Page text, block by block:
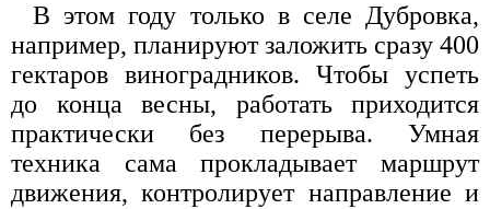
В этом году только в селе Дубровка,
например, планируют заложить сразу 400
гектаров виноградников. Чтобы успеть
до конца весны, работать приходится
практически без перерыва. Умная
техника сама прокладывает маршрут
движения, контролирует направление и